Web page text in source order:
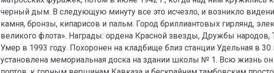
черный дым. В следующую минуту все это исчезло, и возникло
камня, бронзы, кипарисов и пальм. Город бриллиантовых гирлянд,
великого флота». Награды: ордена Красной звезды, Дружбы народов,
Умер в 1993 году. Похоронен на кладбище близ станции Удельная в
установлена мемориальная доска на здании школы № 1. Всю жизнь